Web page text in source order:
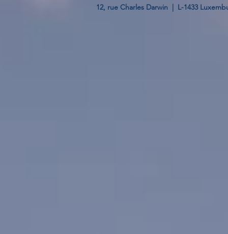
12, rue Charles Darwin | L-1433